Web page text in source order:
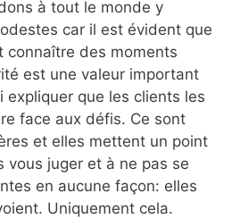
à tout le monde y
car il est évident que
connaître des moments
est une valeur important
expliquer que les clients les
face aux défis. Ce sont
et elles mettent un point
vous juger et à ne pas se
en aucune façon: elles
Uniquement cela.